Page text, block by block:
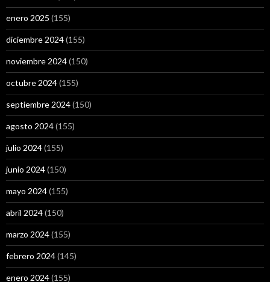
enero 2025 (155)
diciembre 2024(155)
noviembre 2024(150)
octubre 2024(155)
septiembre 2024(150)
agosto 2024(155)
julio 2024(155)
junio 2024(150)
mayo 2024(155)
abril 2024(150)
marzo 2024(155)
febrero 2024(145)
enero 2024(155)